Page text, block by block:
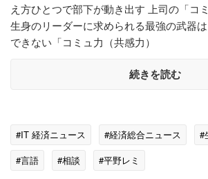
え方ひとつで部下が動き出す 上司の「コ
生身のリーダーに求められる最強の武器は
できない「コミュ力（共感力）
続きを読む
#IT 経済ニュース #経済総合ニュース #
#言語
#相談 #平野レミ